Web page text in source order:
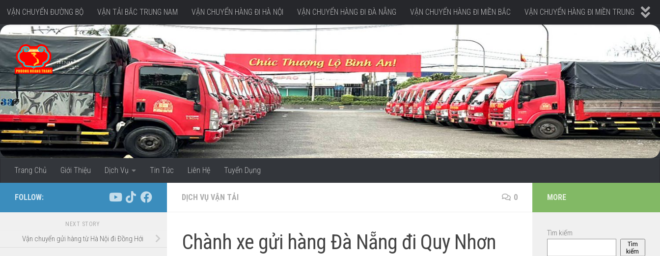
Skip to content
VẬN CHUYỂN ĐƯỜNG BỘ VẬN TẢI BẮC TRUNG NAM VẬN CHUYỂN HÀNG ĐI HÀ NỘI VẬN CHUYỂN HÀNG ĐI ĐÀ NẴNG VẬN CHUYỂN HÀNG ĐI MIỀN BẮC VẬN CHUYỂN HÀNG ĐI MIỀN TRUNG
VẬN CHUYỂN HÀNG ĐI MIỀN TÂY
Trang Chủ Giới Thiệu Dịch Vụ Tin Tức Liên Hệ Tuyển Dụng
DỊCH VỤ VẬN TẢI 0
Chành xe gửi hàng Đà Nẵng đi Quy Nhơn
FOLLOW:
NEXT STORY
Vận chuyển gửi hàng từ Hà Nội đi Đồng Hới
MORE
Tìm kiếm
Tìm
kiếm